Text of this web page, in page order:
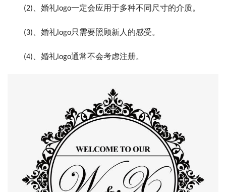
(2)、婚礼logo一定会应用于多种不同尺寸的介质。
(3)、婚礼logo只需要照顾新人的感受。
(4)、婚礼logo通常不会考虑注册。